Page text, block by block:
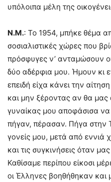
υπόλοιπα μέλη της
Ν.Μ.: Το 1954, μπήκε θέμα
σοσιαλιστικές χώρες που
πρόσφυγες ν’ ανταμώσουν
δύο αδέρφια μου. Ήμουν κι
επειδή είχα κάνει την
και μην ξέροντας αν θα
γυναίκας μου αποφάσισα
πήγαν, πέρασαν. Πήγα στην
γονείς μου, μετά από εννιά
και τις συγκινήσεις όταν
Καθίσαμε περίπου είκοσι
οι Έλληνες βοηθήθηκαν